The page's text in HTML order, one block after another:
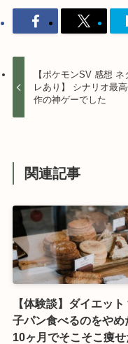
【ポケモンSV 感想 ネ
レあり】 シナリオ最
作の神ゲーでした
関連記事
【体験談】ダイエット
子パン食べるのをやめ
10ヶ月でそこそこ痩